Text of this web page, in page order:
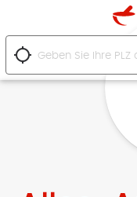
location_searching